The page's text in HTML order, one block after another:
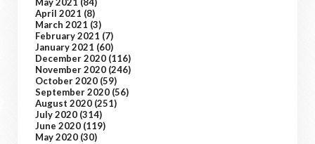
May 2021 (84)
April 2021 (8)
March 2021 (3)
February 2021 (7)
January 2021 (60)
December 2020 (116)
November 2020 (246)
October 2020 (59)
September 2020 (56)
August 2020 (251)
July 2020 (314)
June 2020 (119)
May 2020 (30)